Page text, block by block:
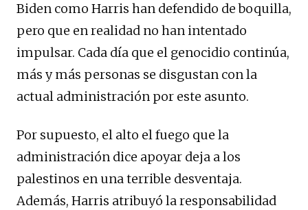
Biden como Harris han defendido de boquilla,
pero que en realidad no han intentado
impulsar. Cada día que el genocidio continúa,
más y más personas se disgustan con la
actual administración por este asunto.
Por supuesto, el alto el fuego que la
administración dice apoyar deja a los
palestinos en una terrible desventaja.
Además, Harris atribuyó la responsabilidad